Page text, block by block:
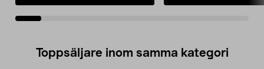
Toppsäljare inom samma kategori